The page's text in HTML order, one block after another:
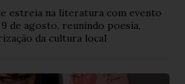
estreia na literatura com evento
de agosto, reunindo poesia,
da cultura local